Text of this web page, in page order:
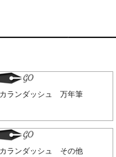
カランダッシュ 万年筆
カランダッシュ その他